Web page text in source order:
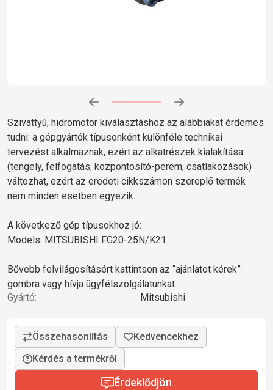
Szivattyú, hidromotor kiválasztáshoz az alábbiakat érdemes
tudni: a gépgyártók típusonként különféle technikai
tervezést alkalmaznak, ezért az alkatrészek kialakítása
(tengely, felfogatás, központosító-perem, csatlakozások)
változhat, ezért az eredeti cikkszámon szereplő termék
nem minden esetben egyezik.
A következő gép típusokhoz jó:
Models: MITSUBISHI FG20-25N/K21
Bővebb felvilágosításért kattintson az “ajánlatot kérek”
gombra vagy hívja ügyfélszolgálatunkat.
Gyártó:
Mitsubishi
Kérdés a termékről
Érdeklődjön